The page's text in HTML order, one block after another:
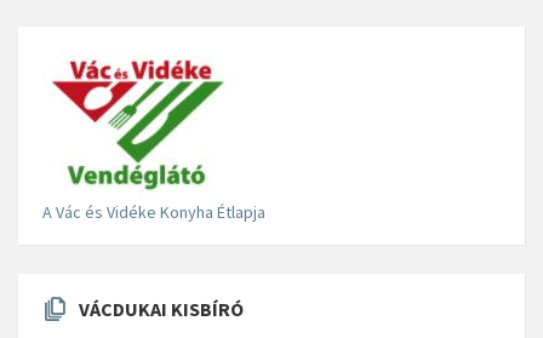
A Vác és Vidéke Konyha Étlapja
VÁCDUKAI KISBÍRÓ